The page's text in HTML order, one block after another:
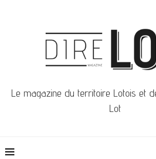
Le magazine du territoire Lotois et
Lot